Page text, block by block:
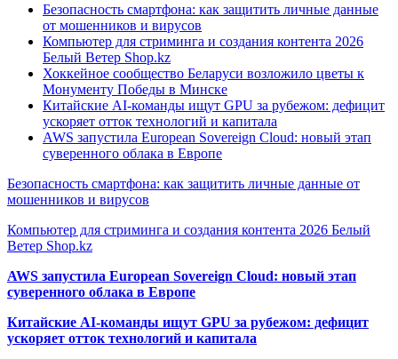
Безопасность смартфона: как защитить личные данные
от мошенников и вирусов
Компьютер для стриминга и создания контента 2026
Белый Ветер Shop.kz
Хоккейное сообщество Беларуси возложило цветы к
Монументу Победы в Минске
Китайские AI-команды ищут GPU за рубежом: дефицит
ускоряет отток технологий и капитала
AWS запустила European Sovereign Cloud: новый этап
суверенного облака в Европе
Безопасность смартфона: как защитить личные данные от
мошенников и вирусов
Компьютер для стриминга и создания контента 2026 Белый
Ветер Shop.kz
AWS запустила European Sovereign Cloud: новый этап
суверенного облака в Европе
Китайские AI-команды ищут GPU за рубежом: дефицит
ускоряет отток технологий и капитала